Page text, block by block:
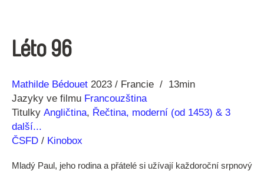
Léto 96
Režie
Mathilde Bédouet
Rok 2023 Francie
13min
Jazyky ve filmu Francouzština
Titulky Angličtina, Řečtina, moderní (od 1453) & 3
další...
ČSFD / Kinobox
Mladý Paul, jeho rodina a přátelé si užívají každoroční srpnový